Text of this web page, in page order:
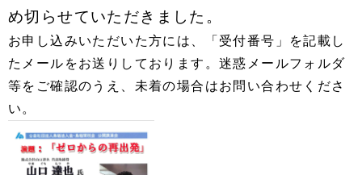
め切らせていただきました。
お申し込みいただいた方には、「受付番号」を記載し
たメールをお送りしております。迷惑メールフォルダ
等をご確認のうえ、未着の場合はお問い合わせくださ
い。